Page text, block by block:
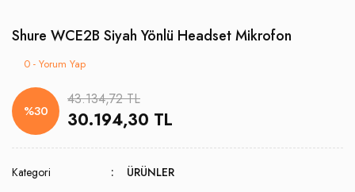
Shure WCE2B Siyah Yönlü Headset Mikrofon
0 - Yorum Yap
%30
43.134,72 TL
30.194,30 TL
Kategori ÜRÜNLER